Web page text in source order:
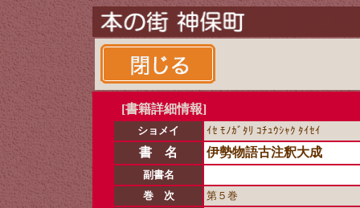
[書籍詳細情報]
ショメイ ｲｾ ﾓﾉｶﾞﾀﾘ ｺﾁｭｳｼｬｸ ﾀｲｾｲ
書 名 伊勢物語古注釈大成
副書名
巻 次
第５巻